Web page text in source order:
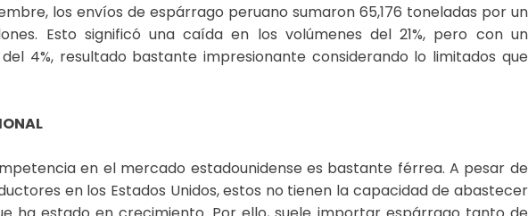
los envíos de espárrago peruano sumaron 65,176 toneladas por un
Esto significó una caída en los volúmenes del 21%, pero con un
4%, resultado bastante impresionante considerando lo limitados que
en el mercado estadounidense es bastante férrea. A pesar de
en los Estados Unidos, estos no tienen la capacidad de abastecer